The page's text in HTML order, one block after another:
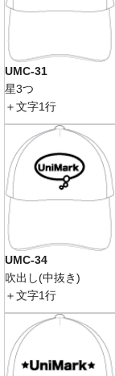
UMC-31
星3つ
＋文字1行
UMC-34
吹出し(中抜き)
＋文字1行